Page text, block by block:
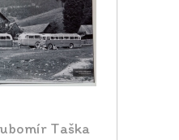
Taška